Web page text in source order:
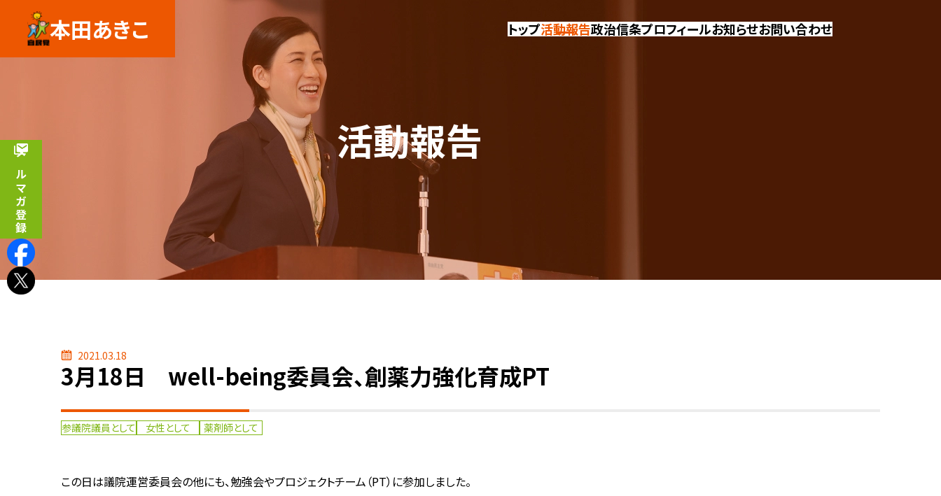
本田あきこ トップ活動報告政治信条プロフィールお知らせお問い合わせ
活動報告
メルマガ登録
2021.03.18
3月18日 well-being委員会、創薬力強化育成PT
参議院議員として 女性として 薬剤師として
この日は議院運営委員会の他にも、勉強会やプロジェクトチーム（PT）に参加しました。